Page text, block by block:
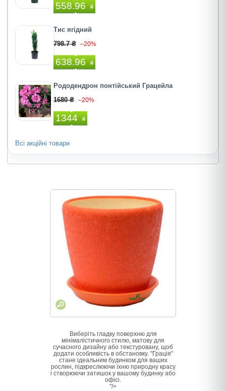
558.96 ₴
Тис ягідний
798.7 ₴ –20%
638.96 ₴
Рододендрон понтійський Грацейла
1680 ₴ –20%
1344 ₴
Всі акційні товари
Виберіть гладку поверхню для
мінімалістичного стилю, матову для
сучасного дизайну або текстуровану, щоб
додати особливість в обстановку. "Грація"
стане ідеальним будинком для ваших
рослин, підкреслюючи їхню природну красу
і створюючи затишок у вашому будинку або
офісі.
"/>